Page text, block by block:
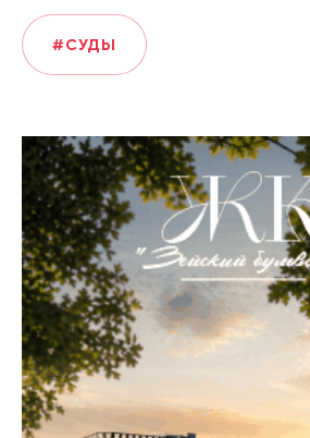
#СУДЫ